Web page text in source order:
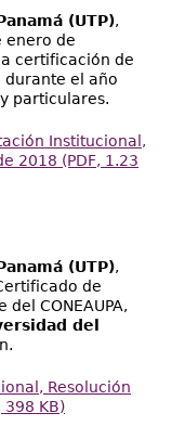
(UTP),
enero de
certificación de
el año
particulares.
Institucional,
2018 (PDF, 1.23
(UTP),
de
CONEAUPA,
del
Resolución
398 KB)